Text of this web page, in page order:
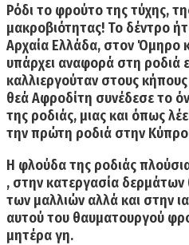
Ρόδιτο φρούτο της τύχης,
μακροβιότητας! Το δέντρο
Αρχαία Ελλάδα, στον Όμηρο
υπάρχει αναφορά στη ροδιά
καλλιεργούταν στους
θεά Αφροδίτη συνέδεσε το
της ροδιάς, μιας και όπως
την πρώτη ροδιά στην
Η φλούδα της ροδιάς
, στην κατεργασία
των μαλλιών αλλά και στην
αυτού του θαυματουργού
μητέρα γη.